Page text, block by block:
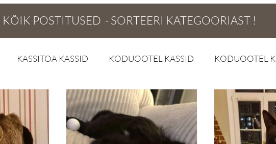
KÕIK POSTITUSED - SORTEERI KATEGOORIAST !
KASSITOA KASSID KODUOOTEL KASSID KODUOOTEL
MEEDIAKAJASTUS VENE MEEDIAKAJASTUS STATISTIKA
INFOKILLUKE KASSIPOJAD RAVIPOSTITUSED UUED